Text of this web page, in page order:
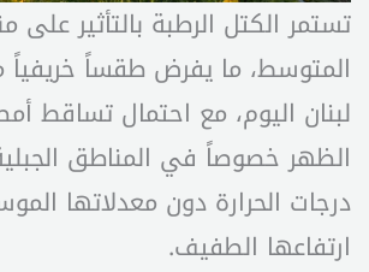
تستمر الكتل الرطبة بالتأثير
المتوسط، ما يفرض طقساً خريفياً
لبنان اليوم، مع احتمال تساقط
الظهر خصوصاً في المناطق
درجات الحرارة دون معدلاتها
ارتفاعها الطفيف.